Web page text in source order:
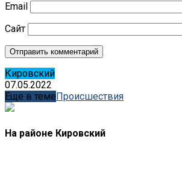
Email
Сайт
Кировский
07.05.2022
Еще в теме Происшествия
На районе Кировский